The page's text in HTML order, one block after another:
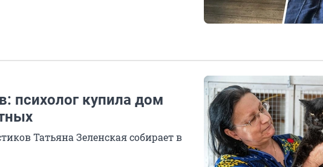
психолог купила дом
Татьяна Зеленская собирает в